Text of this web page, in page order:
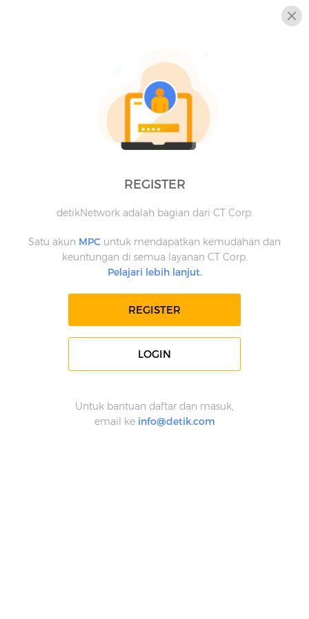
REGISTER
detikNetwork adalah bagian dari CT Corp.
Satu akun MPC untuk mendapatkan kemudahan dan
keuntungan di semua layanan CT Corp.
Pelajari lebih lanjut.
REGISTER
LOGIN
Untuk bantuan daftar dan masuk,
email ke info@detik.com